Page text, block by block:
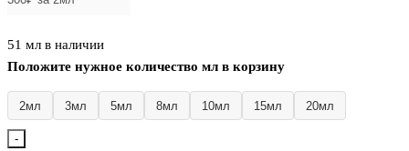
51 мл в наличии
Положите нужное количество мл в корзину
2мл 3мл 5мл 8мл 10мл 15мл 20мл
-